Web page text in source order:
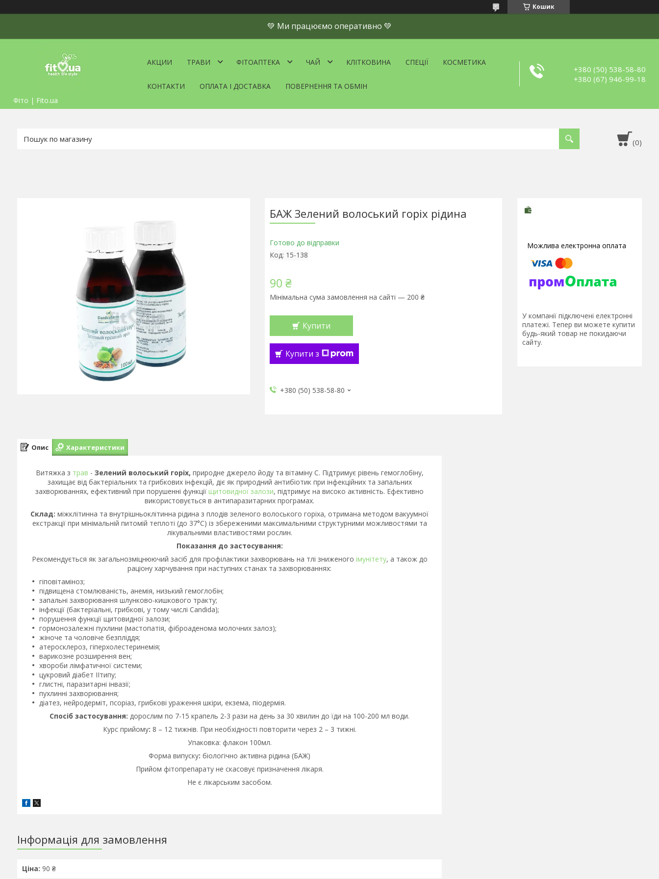
Кошик
💚 Ми працюємо оперативно 💚
Фіто | Fito.ua
АКЦИИ ТРАВИ ФІТОАПТЕКА ЧАЙ КЛІТКОВИНА СПЕЦІЇ КОСМЕТИКА
КОНТАКТИ ОПЛАТА І ДОСТАВКА ПОВЕРНЕННЯ ТА ОБМІН
+380 (50) 538-58-80
+380 (67) 946-99-18
БАЖ Зелений волоський горіх рідина
Готово до відправки
Код: 15-138
90 ₴
Мінімальна сума замовлення на сайті — 200 ₴
Купити
Купити з
+380 (50) 538-58-80
У компанії підключені електронні
платежі. Тепер ви можете купити
будь-який товар не покидаючи
сайту.
Опис Характеристики
Витяжка з трав - Зелений волоський горіх, природне джерело йоду та вітаміну С. Підтримує рівень гемоглобіну,
захищає від бактеріальних та грибкових інфекцій, діє як природний антибіотик при інфекційних та запальних
захворюваннях, ефективний при порушенні функціїщитовидної залози, підтримує на високо активність. Ефективно
використовується в антипаразитарних програмах.
Склад: міжклітинна та внутрішньоклітинна рідина з плодів зеленого волоського горіха, отримана методом вакуумної
екстракції при мінімальній питомій теплоті (до 37°С) із збереженими максимальними структурними можливостями та
лікувальними властивостями рослин.
Показання до застосування:
Рекомендується як загальнозміцнюючий засіб для профілактики захворювань на тлі зниженого імунітету, а також до
раціону харчування при наступних станах та захворюваннях:
гіповітаміноз;
підвищена стомлюваність, анемія, низький гемоглобін;
запальні захворювання шлунково-кишкового тракту;
інфекції (бактеріальні, грибкові, у тому числі Candida);
порушення функції щитовидної залози;
гормонозалежні пухлини (мастопатія, фіброаденома молочних залоз);
жіноче та чоловіче безпліддя;
атеросклероз, гіперхолестеринемія;
варикозне розширення вен;
хвороби лімфатичної системи;
цукровий діабет IIтипу;
глистні, паразитарні інвазії;
пухлинні захворювання;
діатез, нейродерміт, псоріаз, грибкові ураження шкіри, екзема, піодермія.
Спосіб застосування: дорослим по 7-15 крапель 2-3 рази на день за 30 хвилин до їди на 100-200 мл води.
Курс прийому: 8 – 12 тижнів. При необхідності повторити через 2 – 3 тижні.
Упаковка: флакон 100мл.
Форма випуску: біологічно активна рідина (БАЖ)
Прийом фітопрепарату не скасовує призначення лікаря.
Не є лікарським засобом.
Інформація для замовлення
Ціна: 90 ₴